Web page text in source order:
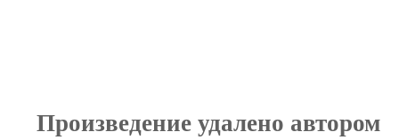
Произведение удалено автором